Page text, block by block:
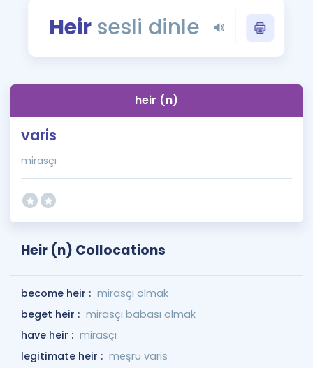
Blog
İngilizce Gramer
Heir sesli dinle
heir (n)
varis
mirasçı
Heir (n) Collocations
become heir : mirasçı olmak
beget heir : mirasçı babası olmak
have heir : mirasçı
legitimate heir : meşru varis